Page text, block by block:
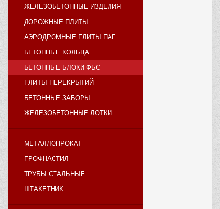
ЖЕЛЕЗОБЕТОННЫЕ ИЗДЕЛИЯ
ДОРОЖНЫЕ ПЛИТЫ
АЭРОДРОМНЫЕ ПЛИТЫ ПАГ
БЕТОННЫЕ КОЛЬЦА
БЕТОННЫЕ БЛОКИ ФБС
ПЛИТЫ ПЕРЕКРЫТИЙ
БЕТОННЫЕ ЗАБОРЫ
ЖЕЛЕЗОБЕТОННЫЕ ЛОТКИ
МЕТАЛЛОПРОКАТ
ПРОФНАСТИЛ
ТРУБЫ СТАЛЬНЫЕ
ШТАКЕТНИК